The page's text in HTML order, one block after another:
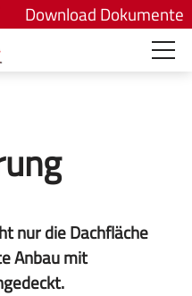
Download Dokumente
nur die Dachfläche
Anbau mit